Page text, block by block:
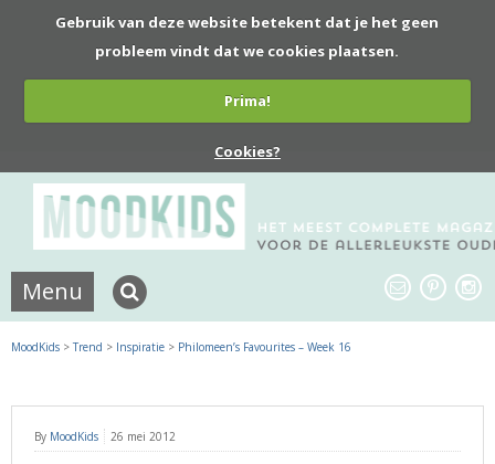
Gebruik van deze website betekent dat je het geen
probleem vindt dat we cookies plaatsen.
Prima!
Cookies?
Menu
MoodKids >Trend > Inspiratie > Philomeen’s Favourites – Week 16
By MoodKids 26 mei 2012